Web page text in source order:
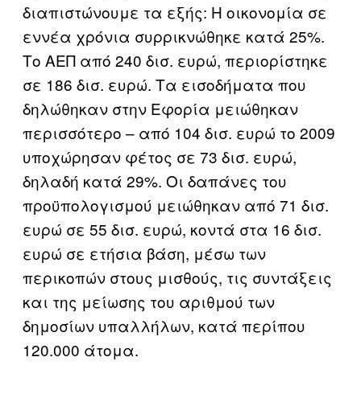
διαπιστώνουμε τα εξής: Η οικονομία σε
εννέα χρόνια συρρικνώθηκε κατά 25%.
Το ΑΕΠ από 240 δισ. ευρώ, περιορίστηκε
σε 186 δισ. ευρώ. Τα εισοδήματα που
δηλώθηκαν στην Εφορία μειώθηκαν
περισσότερο – από 104 δισ. ευρώ το 2009
υποχώρησαν φέτος σε 73 δισ. ευρώ,
δηλαδή κατά 29%. Οι δαπάνες του
προϋπολογισμού μειώθηκαν από 71 δισ.
ευρώ σε 55 δισ. ευρώ, κοντά στα 16 δισ.
ευρώ σε ετήσια βάση, μέσω των
περικοπών στους μισθούς, τις συντάξεις
και της μείωσης του αριθμού των
δημοσίων υπαλλήλων, κατά περίπου
120.000 άτομα.